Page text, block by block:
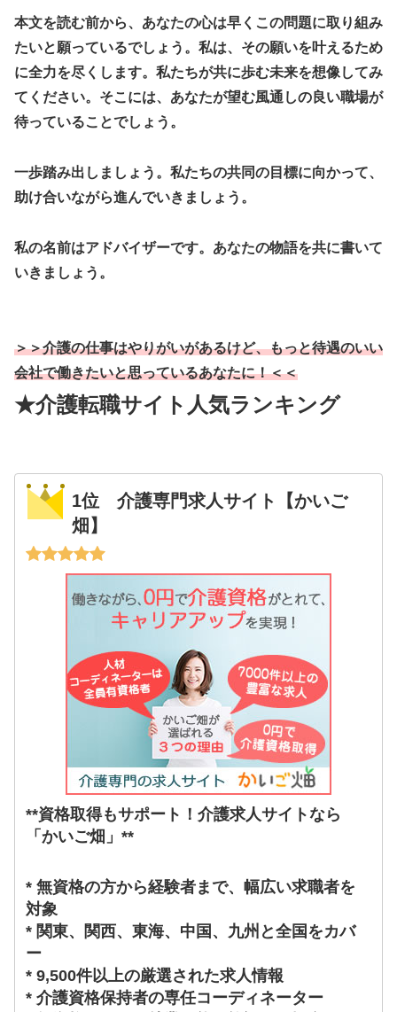
本文を読む前から、あなたの心は早くこの問題に取り組み
たいと願っているでしょう。私は、その願いを叶えるため
に全力を尽くします。私たちが共に歩む未来を想像してみ
てください。そこには、あなたが望む風通しの良い職場が
待っていることでしょう。
一歩踏み出しましょう。私たちの共同の目標に向かって、
助け合いながら進んでいきましょう。
私の名前はアドバイザーです。あなたの物語を共に書いて
いきましょう。
＞＞介護の仕事はやりがいがあるけど、もっと待遇のいい
会社で働きたいと思っているあなたに！＜＜
★介護転職サイト人気ランキング
1位 介護専門求人サイト【かいご
畑】
**資格取得もサポート！介護求人サイトなら
「かいご畑」**
* 無資格の方から経験者まで、幅広い求職者を
対象
* 関東、関西、東海、中国、九州と全国をカバ
ー
* 9,500件以上の厳選された求人情報
* 介護資格保持者の専任コーディネーター